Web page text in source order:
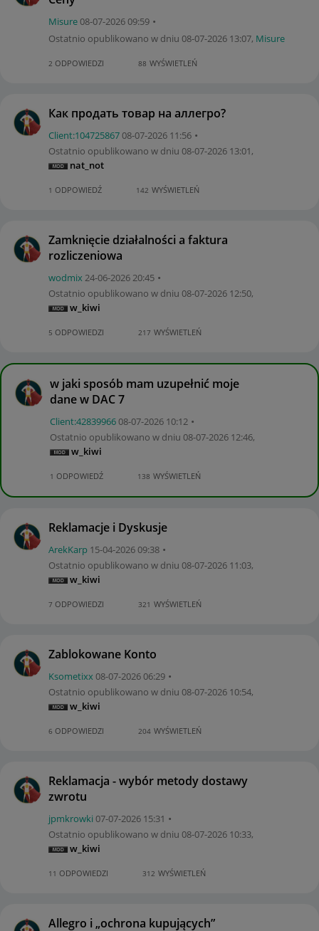
Misure‎08-07-202609:59
Ostatnio opublikowano w dniu ‎08-07-2026 13:07, Misure
2 ODPOWIEDZI 88 WYŚWIETLEŃ
Как продать товар на аллегро?
Client:104725867‎08-07-2026 11:56
Ostatnio opublikowano w dniu ‎08-07-2026 13:01,
nat_not
1 ODPOWIEDŹ 142 WYŚWIETLEŃ
Zamknięcie działalności a faktura
rozliczeniowa
wodmix‎24-06-202620:45
Ostatnio opublikowano w dniu ‎08-07-2026 12:50,
w_kiwi
5 ODPOWIEDZI 217 WYŚWIETLEŃ
w jaki sposób mam uzupełnić moje
dane w DAC 7
Client:42839966‎08-07-2026 10:12
Ostatnio opublikowano w dniu ‎08-07-2026 12:46,
w_kiwi
1 ODPOWIEDŹ 138 WYŚWIETLEŃ
Reklamacje i Dyskusje
ArekKarp ‎15-04-202609:38
Ostatnio opublikowano w dniu ‎08-07-2026 11:03,
w_kiwi
7 ODPOWIEDZI 321 WYŚWIETLEŃ
Zablokowane Konto
Ksometixx‎08-07-202606:29
Ostatnio opublikowano w dniu ‎08-07-2026 10:54,
w_kiwi
6 ODPOWIEDZI 204 WYŚWIETLEŃ
Reklamacja - wybór metody dostawy
zwrotu
jpmkrowki ‎07-07-2026 15:31
Ostatnio opublikowano w dniu ‎08-07-2026 10:33,
w_kiwi
11 ODPOWIEDZI 312 WYŚWIETLEŃ
Allegro i „ochrona kupujących”